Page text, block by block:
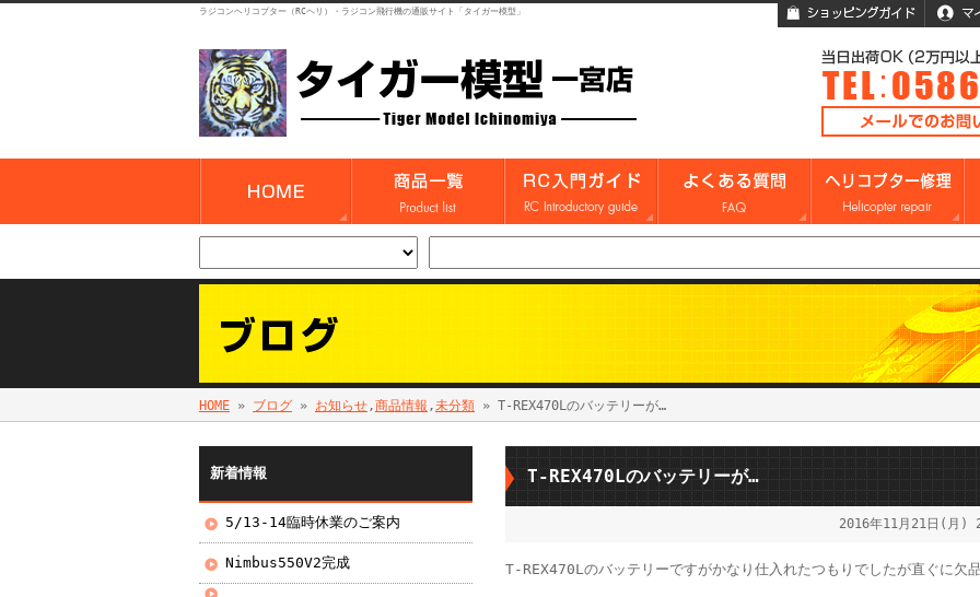
ラジコンヘリコプター（RCヘリ）・ラジコン飛行機の通販サイト「タイガー模型」
HOME » ブログ » お知らせ,商品情報 ,未分類 » T-REX470Lのバッテリーが…
T-REX470Lのバッテリーが…
2016年11月21日(月)
T-REX470Lのバッテリーですがかなり仕入れたつもりでしたが直ぐに欠
新着情報
5/13-14臨時休業のご案内
Nimbus550V2完成